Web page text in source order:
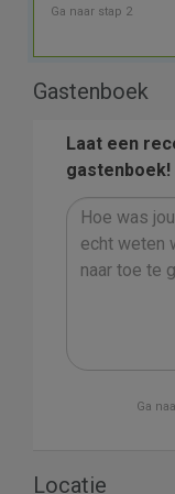
Ga naar stap 2
Gastenboek
Laat een
gastenboek!
Ga
Locatie